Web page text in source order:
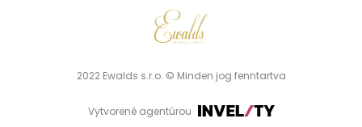
2022 Ewalds s.r.o. © Minden jog fenntartva
Vytvorené agentúrou